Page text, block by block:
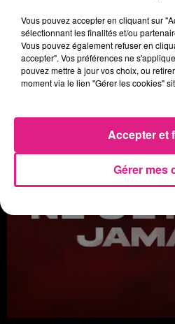
JEUX D!RECT FM
Vous pouvez accepter en cliquant sur
sélectionnant les finalités et/ou
Vous pouvez également refuser en
accepter". Vos préférences ne
pouvez mettre à jour vos choix, ou
moment via le lien "Gérer les cookies"
Gérer mes
Accepter et